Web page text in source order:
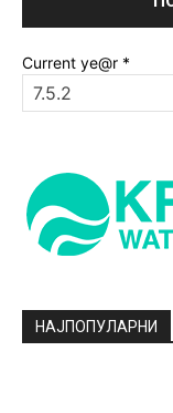
Current ye@r *
НАЈПОПУЛАРНИ